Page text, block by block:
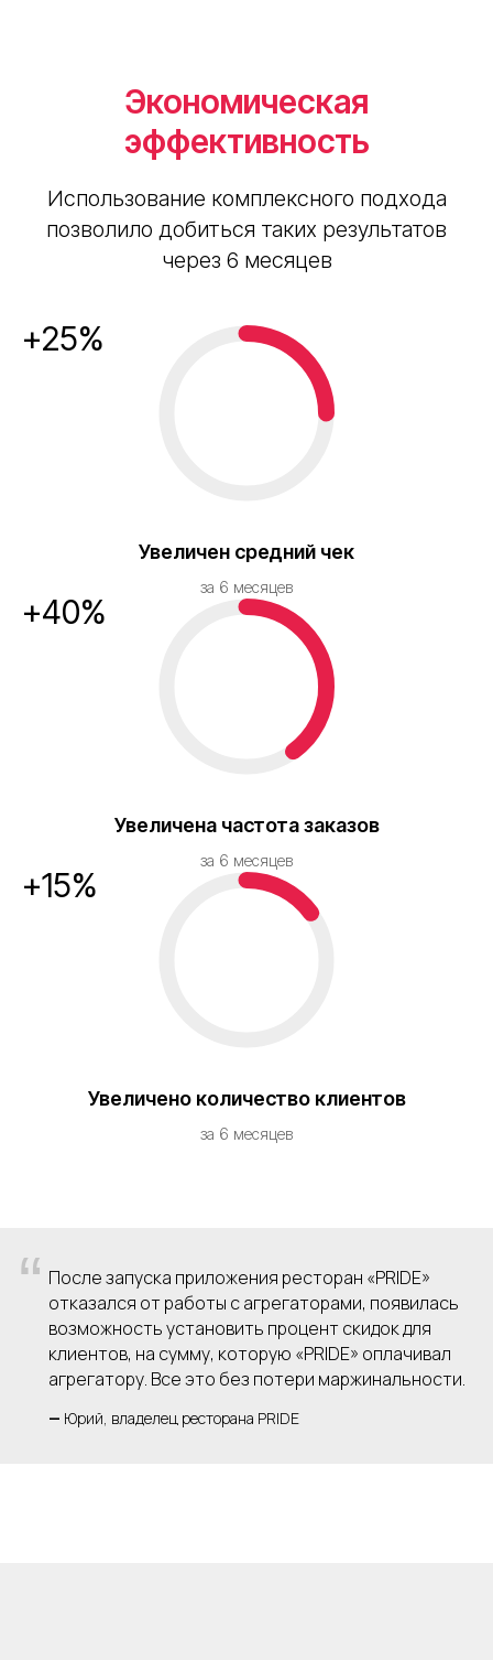
Экономическая
эффективность
Использование комплексного подхода
позволило добиться таких результатов
через 6 месяцев
+25%
Увеличен средний чек
за 6 месяцев
+40%
Увеличена частота заказов
за 6 месяцев
+15%
Увеличено количество клиентов
за 6 месяцев
“ После запуска приложения ресторан «PRIDE»
отказался от работы с агрегаторами, появилась
возможность установить процент скидок для
клиентов, на сумму, которую «PRIDE» оплачивал
агрегатору. Все это без потери маржинальности.
— Юрий, владелец ресторана PRIDE